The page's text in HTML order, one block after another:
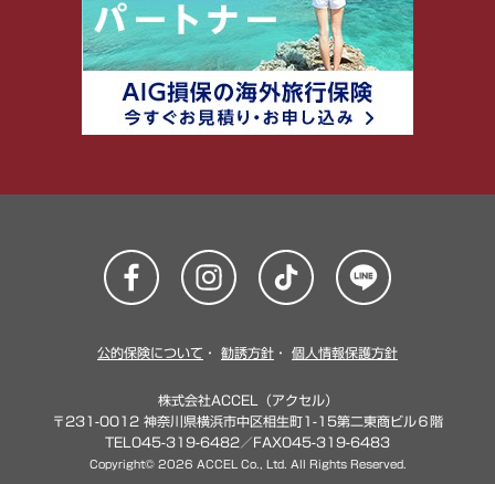
公的保険について ・ 勧誘方針 ・ 個人情報保護方針
株式会社ACCEL（アクセル）
〒231-0012 神奈川県横浜市中区相生町1-15第二東商ビル６階
TEL045-319-6482／FAX045-319-6483
Copyright© 2026 ACCEL Co., Ltd. All Rights Reserved.